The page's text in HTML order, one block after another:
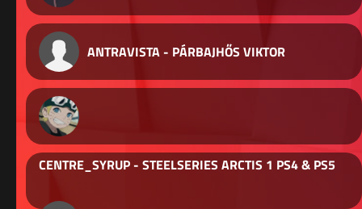
ANTRAVISTA - PÁRBAJHŐS VIKTOR
CENTRE_SYRUP - STEELSERIES ARCTIS 1 PS4 & PS5